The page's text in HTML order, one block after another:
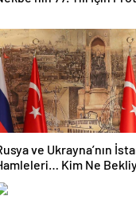
ve Ukrayna’nın
Kim Ne
Çözülür Mü?